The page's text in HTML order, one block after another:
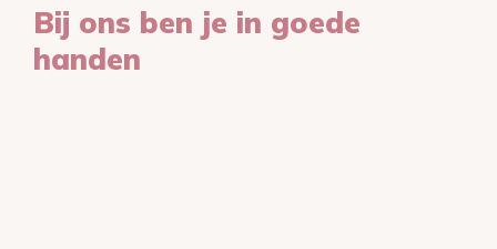
Bij ons ben je in goede
handen